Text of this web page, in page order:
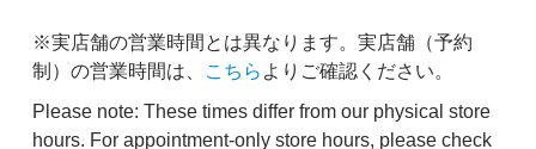
※実店舗の営業時間とは異なります。実店舗（予約
制）の営業時間は、
こちら よりご確認ください。
Please note: These times differ from our physical store
hours. For appointment-only store hours, please check